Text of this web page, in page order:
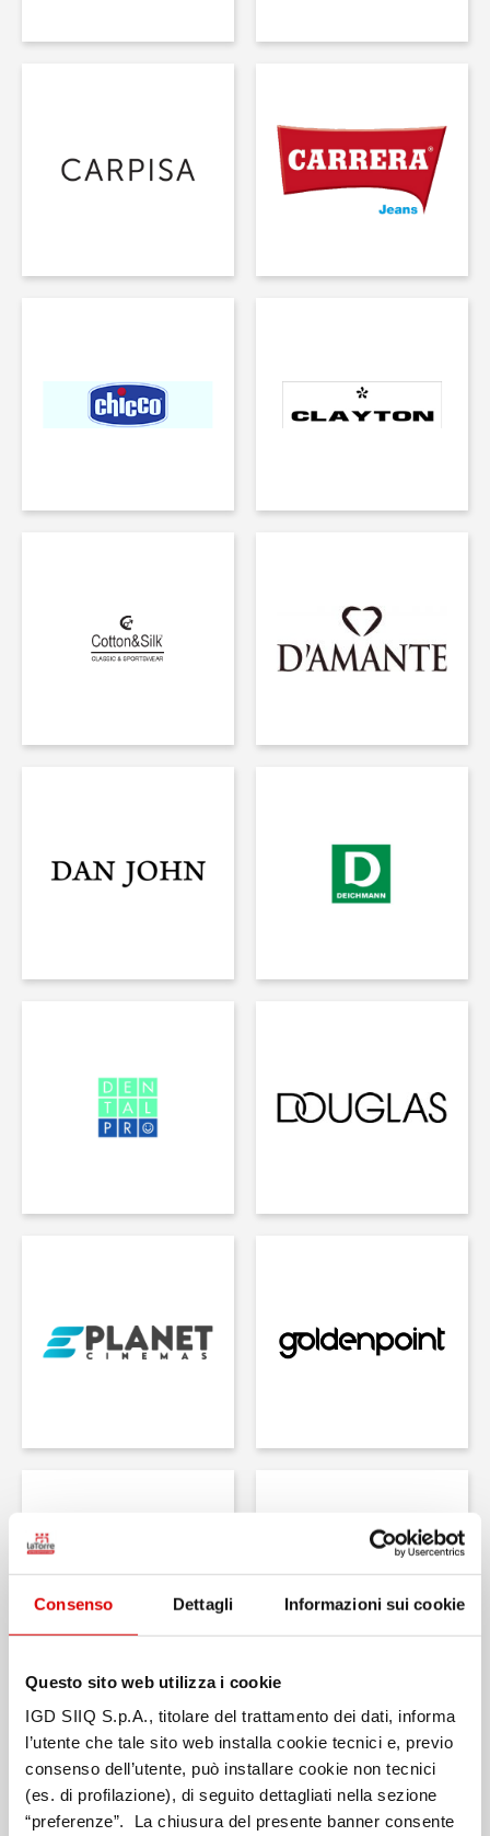
Consenso Dettagli Informazioni sui cookie
Questo sito web utilizza i cookie
IGD SIIQ S.p.A., titolare del trattamento dei dati, informa
l’utente che tale sito web installa cookie tecnici e, previo
consenso dell’utente, può installare cookie non tecnici
(es. di profilazione), di seguito dettagliati nella sezione
“preferenze”. La chiusura del presente banner consente